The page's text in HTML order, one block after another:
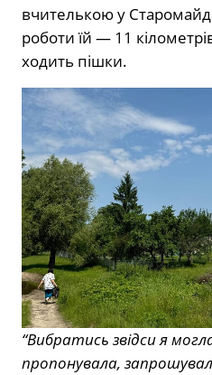
вчителькою у
роботи їй — 11
ходить пішки.
“Вибратись звідси я
пропонувала,